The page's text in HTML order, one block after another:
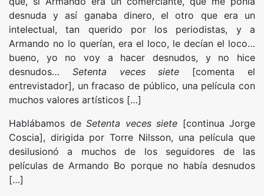
desnuda y así ganaba dinero, el otro que era un
intelectual, tan querido por los periodistas, y a
Armando no lo querían, era el loco, le decían el loco…
bueno, yo no voy a hacer desnudos, y no hice
desnudos… Setenta veces siete
[comenta el
entrevistador], un fracaso de público, una película con
muchos valores artísticos […]
Hablábamos de Setenta veces siete [continua Jorge
Coscia], dirigida por Torre Nilsson, una película que
desilusionó a muchos de los seguidores de las
películas de Armando Bo porque no había desnudos
[…]